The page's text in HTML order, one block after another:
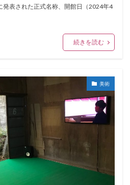
表された正式名称、開館日（2024年4
続きを読む
美術